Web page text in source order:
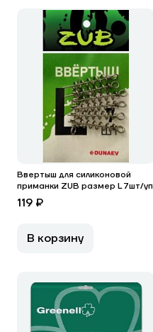
Ввертыш для силиконовой
приманки ZUB размер L 7шт/уп
119 ₽
В корзину